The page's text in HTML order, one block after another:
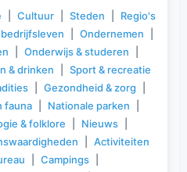
Cultuur Steden
Regio's
bedrijfsleven Ondernemen
Onderwijs & studeren
& drinken
Sport & recreatie
Gezondheid & zorg
fauna Nationale parken
& folklore Nieuws
Activiteiten
Campings